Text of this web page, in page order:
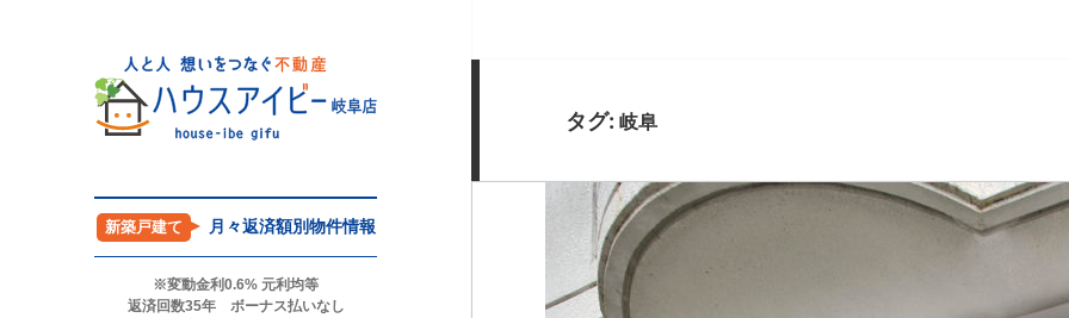
新築戸建て 月々返済額別物件情報
※変動金利0.6% 元利均等
返済回数35年 ボーナス払いなし
タグ:岐阜